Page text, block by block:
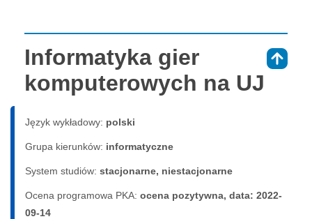
Informatyka gier
komputerowych na UJ
Język wykładowy: polski
Grupa kierunków: informatyczne
System studiów: sta­cjo­nar­ne, nie­sta­cjo­nar­ne
Ocena programowa PKA: ocena pozytywna, data: 2022-
09-14